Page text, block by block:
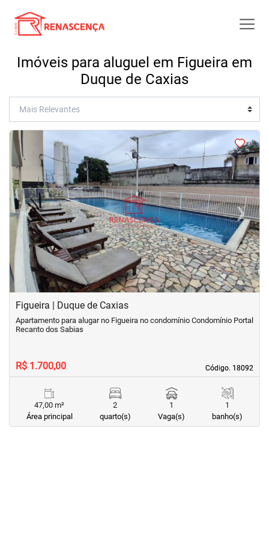
Imóveis para aluguel em Figueira em
Duque de Caxias
< < <
‹Previous ›Next
Figueira | Duque de Caxias
Código. 18092
Código. 18092
Apartamento para alugar no Figueira no condomínio Condomínio Portal
Recanto dos Sabias
R$ 1.700,00
47,00 m²
Área principal
2
quarto(s)
1
Vaga(s)
1
banho(s)